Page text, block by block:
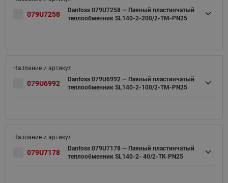
079U7258
Danfoss 079U7258 — Паяный пластинчатый
теплообменник SL140-2-200/2-TM-PN25
079U6992
Danfoss 079U6992 — Паяный пластинчатый
теплообменник SL140-2-100/2-TM-PN25
079U7178
Danfoss 079U7178 — Паяный пластинчатый
теплообменник SL140-2- 40/2-TK-PN25